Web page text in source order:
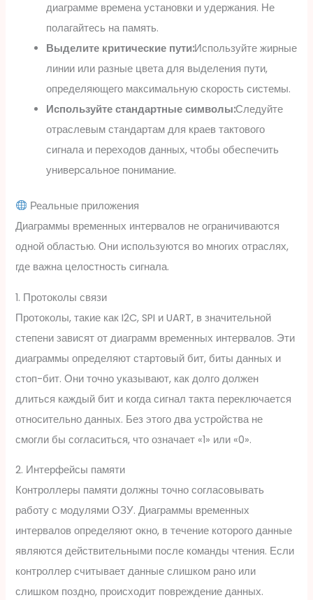
диаграмме времена установки и удержания. Не
полагайтесь на память.
Выделите критические пути:Используйте жирные
линии или разные цвета для выделения пути,
определяющего максимальную скорость системы.
Используйте стандартные символы:Следуйте
отраслевым стандартам для краев тактового
сигнала и переходов данных, чтобы обеспечить
универсальное понимание.
Реальные приложения
Диаграммы временных интервалов не ограничиваются
одной областью. Они используются во многих отраслях,
где важна целостность сигнала.
1. Протоколы связи
Протоколы, такие как I2C, SPI и UART, в значительной
степени зависят от диаграмм временных интервалов. Эти
диаграммы определяют стартовый бит, биты данных и
стоп-бит. Они точно указывают, как долго должен
длиться каждый бит и когда сигнал такта переключается
относительно данных. Без этого два устройства не
смогли бы согласиться, что означает «1» или «0».
2. Интерфейсы памяти
Контроллеры памяти должны точно согласовывать
работу с модулями ОЗУ. Диаграммы временных
интервалов определяют окно, в течение которого данные
являются действительными после команды чтения. Если
контроллер считывает данные слишком рано или
слишком поздно, происходит повреждение данных.